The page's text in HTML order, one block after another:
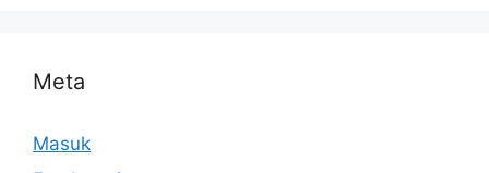
Meta
Masuk